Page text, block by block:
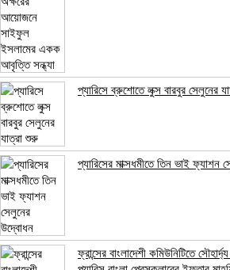
প্যারিসে ব্রুশোতে লুক্স বারবুর সেলুনের
প্যারিসের মাক্সধমীতে তিন ভাই ফ্যাশন
ফ্রান্সের বাংলাদেশী কমিউনিটিতে